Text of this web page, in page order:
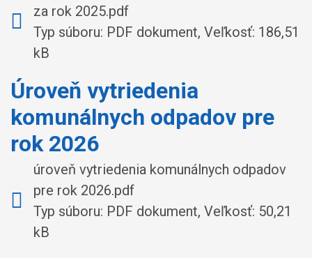
za rok 2025.pdf
Typ súboru: PDF dokument, Veľkosť: 186,51
kB
Úroveň vytriedenia
komunálnych odpadov pre
rok 2026
úroveň vytriedenia komunálnych odpadov
pre rok 2026.pdf
Typ súboru: PDF dokument, Veľkosť: 50,21
kB